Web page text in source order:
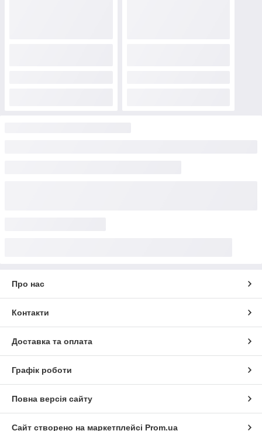
Про нас
Контакти
Доставка та оплата
Графік роботи
Повна версія сайту
Сайт створено на маркетплейсі Prom.ua